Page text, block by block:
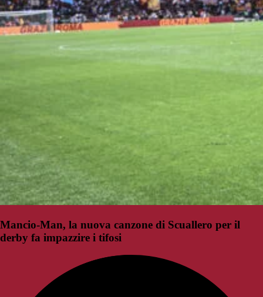
Mancio-Man, la nuova canzone di Scuallero per il
derby fa impazzire i tifosi